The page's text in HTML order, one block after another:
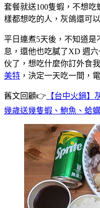
套餐就送100隻蝦，不想
樣都想吃的人，灰鴿還可
平日連煮5天後，不知道
怠，還他也吃膩了XD 週
伙了，想吃什麼你訂外食
美特 ，決定一天吃一間，
舊文回顧👉 【台中火鍋】
幾歲送幾隻蝦、鮑魚、蛤